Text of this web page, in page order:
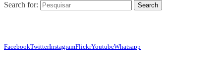
Search for: Search
FacebookTwitterInstagramFlickrYoutubeWhatsapp